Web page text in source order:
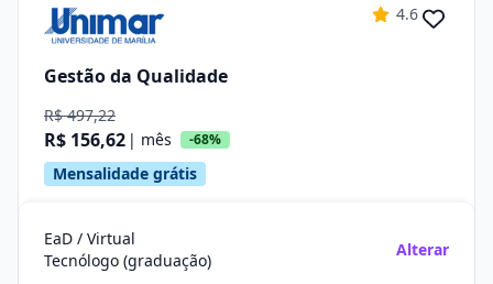
4.6
Gestão da Qualidade
R$ 497,22
R$ 156,62 | mês -68%
Mensalidade grátis
EaD / Virtual
Tecnólogo (graduação)
Alterar